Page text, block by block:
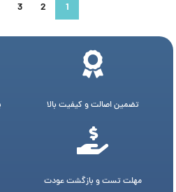
1
2
3
تضمین اصالت و کیفیت بالا
مهلت تست و بازگشت عودت